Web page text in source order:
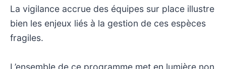
La vigilance accrue des équipes sur place illustre
bien les enjeux liés à la gestion de ces espèces
fragiles.
L’ensemble de ce programme met en lumière non